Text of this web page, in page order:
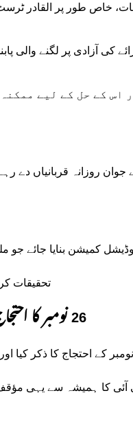
خاص طور پر القادر
کی آزادی پر لگنے والی
اس کے حل کے لیے
روزانہ قربانیاں دے
کمیشن بنایا جائے جو
تحقیقات
26 نومبر کا احتجاج اور آئندہ کی حکمت عملی
فیصل چوہدری کے مطابق، عمران خان نے اپنے خط میں 26
آئی کا ہمیشہ سے یہی